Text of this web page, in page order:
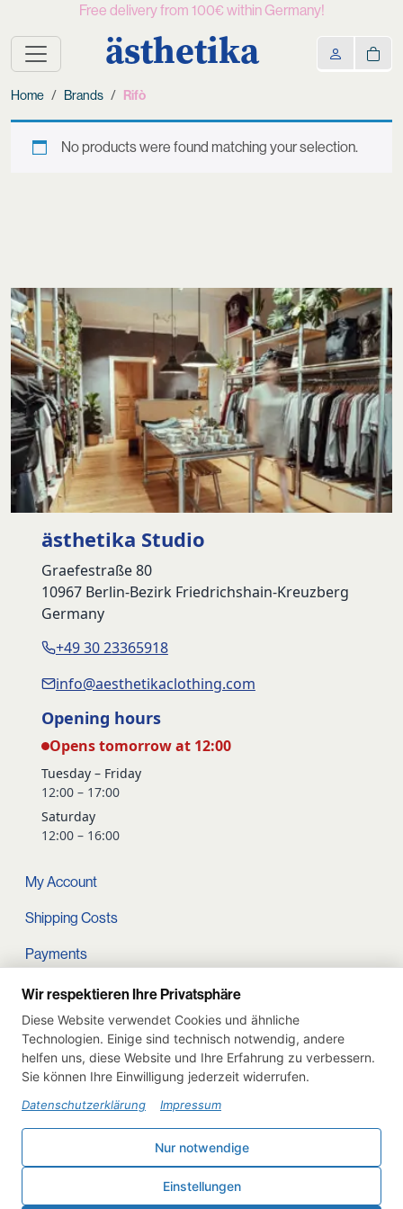
Free delivery from 100€ within Germany!
ästhetika
Home Brands Rifò
No products were found matching your selection.
ästhetika Studio
Graefestraße 80
10967 Berlin-Bezirk Friedrichshain-Kreuzberg
Germany
+49 30 23365918
info@aesthetikaclothing.com
Opening hours
Opens tomorrow at 12:00
Tuesday – Friday
12:00 – 17:00
Saturday
12:00 – 16:00
My Account
Shipping Costs
Payments
Terms and conditions
Cart
Privacy Policy
Imprint
Instagram
Withdraw from contract
Wir respektieren Ihre Privatsphäre
Diese Website verwendet Cookies und ähnliche
Technologien. Einige sind technisch notwendig, andere
helfen uns, diese Website und Ihre Erfahrung zu verbessern.
Sie können Ihre Einwilligung jederzeit widerrufen.
Datenschutzerklärung Impressum
Nur notwendige
Einstellungen